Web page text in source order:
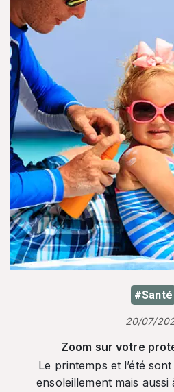
#Santé
20/07/
Zoom sur votre
Le printemps et l’été
ensoleillement mais